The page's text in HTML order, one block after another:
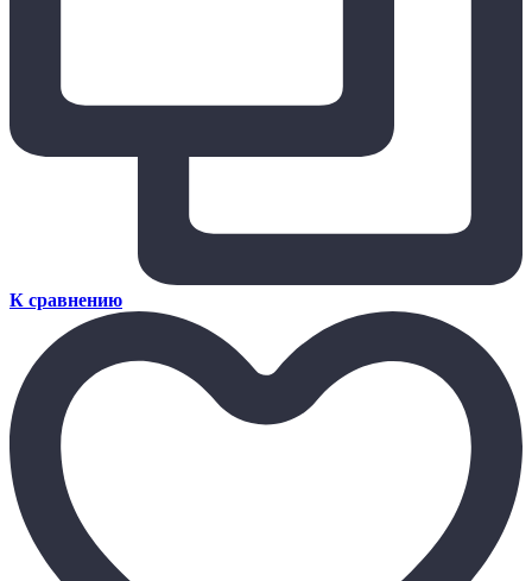
К сравнению